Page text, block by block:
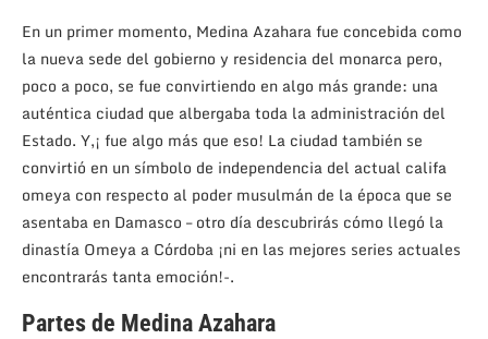
En un primer momento, Medina Azahara fue concebida como
la nueva sede del gobierno y residencia del monarca pero,
poco a poco, se fue convirtiendo en algo más grande: una
auténtica ciudad que albergaba toda la administración del
Estado. Y,¡ fue algo más que eso! La ciudad también se
convirtió en un símbolo de independencia del actual califa
omeya con respecto al poder musulmán de la época que se
asentaba en Damasco – otro día descubrirás cómo llegó la
dinastía Omeya a Córdoba ¡ni en las mejores series actuales
encontrarás tanta emoción!-.
Partes de Medina Azahara